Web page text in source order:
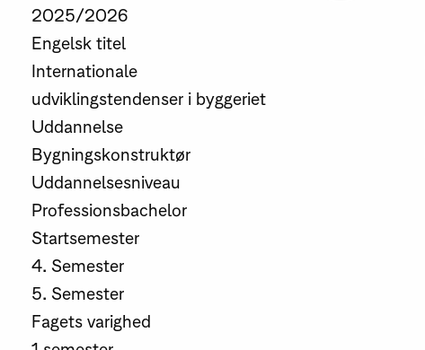
2025/2026
Engelsk titel
Internationale
udviklingstendenser i byggeriet
Uddannelse
Bygningskonstruktør
Uddannelsesniveau
Professionsbachelor
Startsemester
4. Semester
5. Semester
Fagets varighed